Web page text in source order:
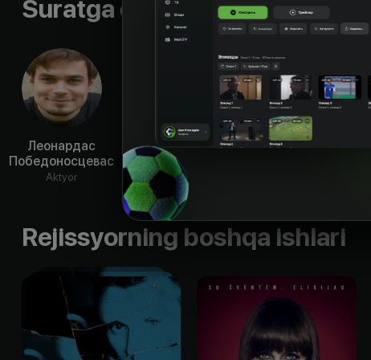
Suratga olish guruhi
Леонардас
Победоносцевас
Aktyor
Донатас
Улвидас
Aktyor
Донатас
Rejissyorning boshqa ishlari